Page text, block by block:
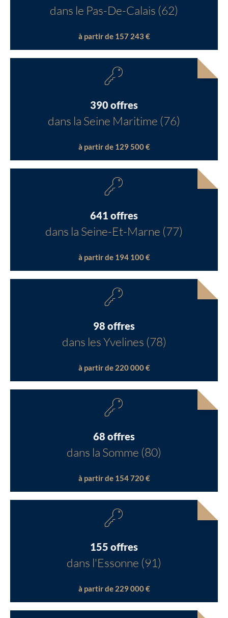
dans le Pas-De-Calais (62)
à partir de 157 243 €
390 offres
dans la Seine Maritime (76)
à partir de 129 500 €
641 offres
dans la Seine-Et-Marne (77)
à partir de 194 100 €
98 offres
dans les Yvelines (78)
à partir de 220 000 €
68 offres
dans la Somme (80)
à partir de 154 720 €
155 offres
dans l'Essonne (91)
à partir de 229 000 €